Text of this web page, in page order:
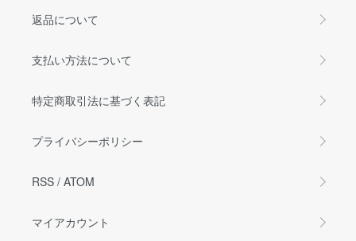
返品について
支払い方法について
特定商取引法に基づく表記
プライバシーポリシー
RSS / ATOM
マイアカウント